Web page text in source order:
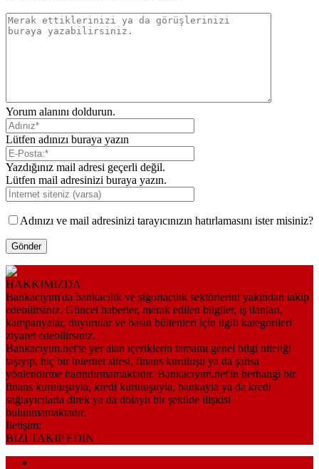
Yorum alanını doldurun.
Lütfen adınızı buraya yazın
Yazdığınız mail adresi geçerli değil.
Lütfen mail adresinizi buraya yazın.
Adınızı ve mail adresinizi tarayıcınızın hatırlamasını ister misiniz?
HAKKIMIZDA
Bankacıyım'da bankacılık ve sigortacılık sektörlerini yakından takip
edebilirsiniz. Güncel haberler, merak edilen bilgiler, iş ilanları,
kampanyalar, duyurular ve basın bültenleri için ilgili kategorileri
ziyaret edebilirsiniz.
Bankacıyım.net'te yer alan içeriklerin tamamı genel bilgi niteliği
taşıyıp, hiç bir internet sitesi, finans kuruluşu ya da şahsa
yönlendirme barındırmamaktadır. Bankacıyım.net'in herhangi bir
finans kuruluşuyla, kredi kuruluşuyla, bankayla ya da kredi
sağlayıcılarla direk ya da dolaylı bir şekilde ilişkisi
bulunmamaktadır.
İletişim:
BIZI TAKIP EDIN